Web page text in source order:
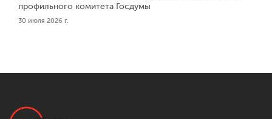
профильного комитета Госдумы
30 июля 2026 г.